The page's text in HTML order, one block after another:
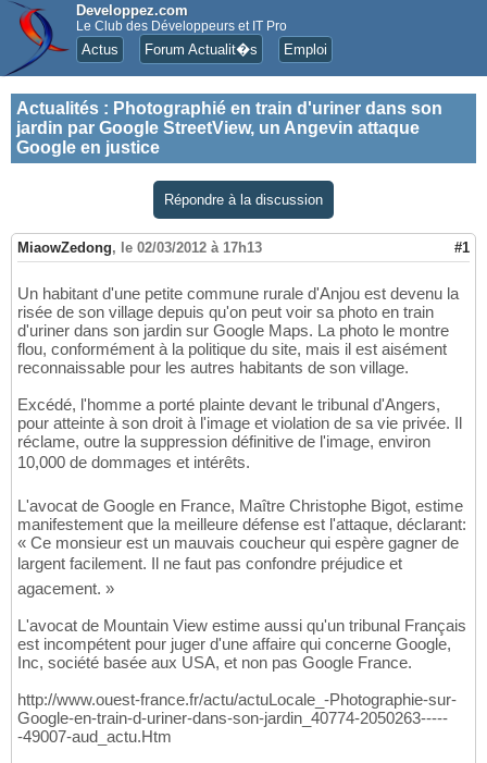
Developpez.com
Le Club des Développeurs et IT Pro
Actus Forum Actualit�s Emploi
Actualités : Photographié en train d'uriner dans son
jardin par Google StreetView, un Angevin attaque
Google en justice
Répondre à la discussion
MiaowZedong, le 02/03/2012 à 17h13 #1
Un habitant d'une petite commune rurale d'Anjou est devenu la
risée de son village depuis qu'on peut voir sa photo en train
d'uriner dans son jardin sur Google Maps. La photo le montre
flou, conformément à la politique du site, mais il est aisément
reconnaissable pour les autres habitants de son village.
Excédé, l'homme a porté plainte devant le tribunal d'Angers,
pour atteinte à son droit à l'image et violation de sa vie privée. Il
réclame, outre la suppression définitive de l'image, environ
10,000 de dommages et intérêts.
L'avocat de Google en France, Maître Christophe Bigot, estime
manifestement que la meilleure défense est l'attaque, déclarant:
« Ce monsieur est un mauvais coucheur qui espère gagner de
largent facilement. Il ne faut pas confondre préjudice et
agacement. »
L'avocat de Mountain View estime aussi qu'un tribunal Français
est incompétent pour juger d'une affaire qui concerne Google,
Inc, société basée aux USA, et non pas Google France.
http://www.ouest-france.fr/actu/actuLocale_-Photographie-sur-
Google-en-train-d-uriner-dans-son-jardin_40774-2050263-----
-49007-aud_actu.Htm